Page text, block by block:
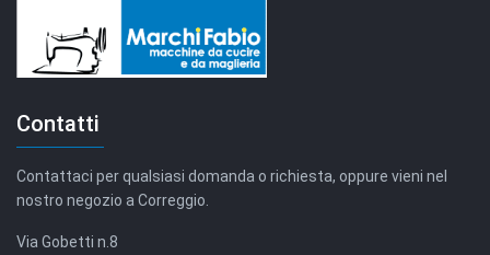
Contatti
Contattaci per qualsiasi domanda o richiesta, oppure vieni nel
nostro negozio a Correggio.
Via Gobetti n.8